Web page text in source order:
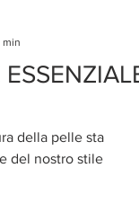
della pelle sta
del nostro stile
min